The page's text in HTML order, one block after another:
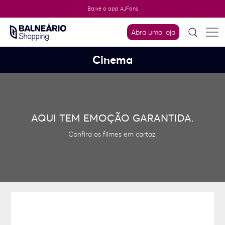
content
Baixe o app AJFans
Abra uma loja
Cinema
AQUI TEM EMOÇÃO GARANTIDA.
Confira os filmes em cartaz.